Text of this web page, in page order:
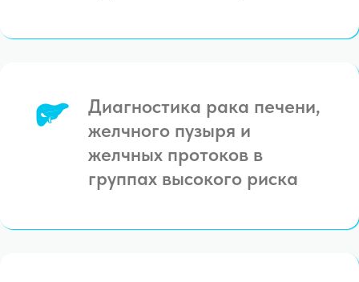
Диагностика рака печени,
желчного пузыря и
желчных протоков в
группах высокого риска